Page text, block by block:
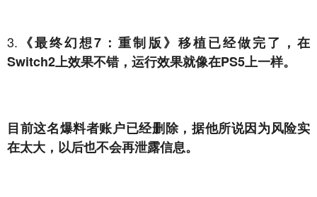
3. 《最终幻想7：重制版》移植已经做完了，在
Switch2上效果不错，运行效果就像在PS5上一样。
目前这名爆料者账户已经删除，据他所说因为风险实
在太大，以后也不会再泄露信息。